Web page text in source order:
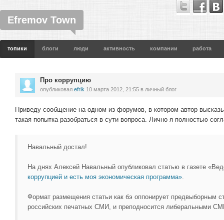
Efremov Town
топики блоги люди активность компании работа
Про коррупцию
опубликовал efrik 10 марта 2012, 21:55 в личный блог
Приведу сообщение на одном из форумов, в котором автор
такая попытка разобраться в сути вопроса. Лично я полностью
Навальный достал!
На днях Алексей Навальный опубликовал статью в газете
коррупцией и есть моя экономическая программа».
Формат размещения статьи как бэ оппонирует предвыборным
российских печатных СМИ, и преподносится либеральными